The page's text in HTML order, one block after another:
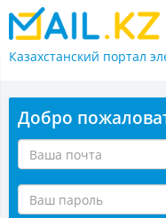
Казахстанский портал
Добро